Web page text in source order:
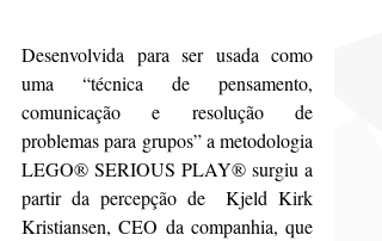
Desenvolvida para ser usada como
uma “técnica de pensamento,
comunicação e resolução de
problemas para grupos” a metodologia
LEGO® SERIOUS ​PLAY® surgiu a
partir da percepção de  Kjeld Kirk
Kristiansen, CEO da companhia, que